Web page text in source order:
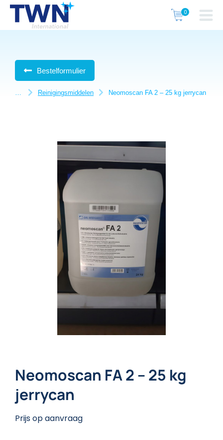
Bestelformulier
Je bent hier:
Reinigingsmiddelen Neomoscan FA 2 – 25 kg jerrycan
Neomoscan FA 2 – 25 kg
jerrycan
Prijs op aanvraag